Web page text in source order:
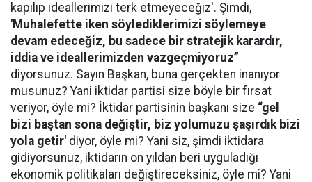
kapılıp ideallerimizi terk etmeyeceğiz'. Şimdi,
'Muhalefette iken söylediklerimizi söylemeye
devam edeceğiz, bu sadece bir stratejik karardır,
iddia ve ideallerimizden vazgeçmiyoruz”
diyorsunuz. Sayın Başkan, buna gerçekten inanıyor
musunuz? Yani iktidar partisi size böyle bir fırsat
veriyor, öyle mi? İktidar partisinin başkanı size “gel
bizi baştan sona değiştir, biz yolumuzu şaşırdık bizi
yola getir' diyor, öyle mi? Yani siz, şimdi iktidara
gidiyorsunuz, iktidarın on yıldan beri uyguladığı
ekonomik politikaları değiştireceksiniz, öyle mi? Yani